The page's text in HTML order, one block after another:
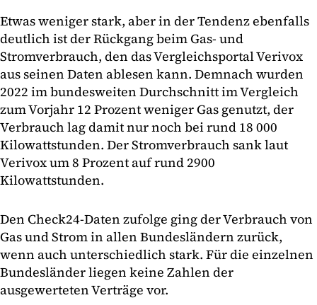
Etwas weniger stark, aber in der Tendenz ebenfalls
deutlich ist der Rückgang beim Gas- und
Stromverbrauch, den das Vergleichsportal Verivox
aus seinen Daten ablesen kann. Demnach wurden
2022 im bundesweiten Durchschnitt im Vergleich
zum Vorjahr 12 Prozent weniger Gas genutzt, der
Verbrauch lag damit nur noch bei rund 18 000
Kilowattstunden. Der Stromverbrauch sank laut
Verivox um 8 Prozent auf rund 2900
Kilowattstunden.
Den Check24-Daten zufolge ging der Verbrauch von
Gas und Strom in allen Bundesländern zurück,
wenn auch unterschiedlich stark. Für die einzelnen
Bundesländer liegen keine Zahlen der
ausgewerteten Verträge vor.